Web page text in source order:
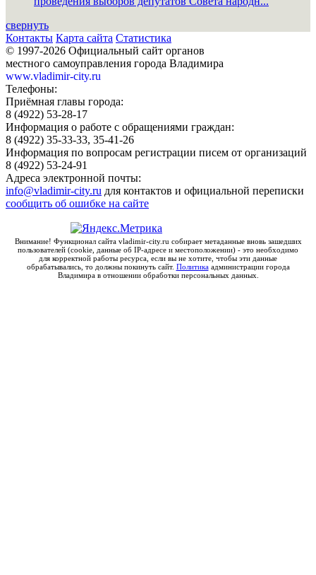
свернуть
Контакты Карта сайта Статистика
© 1997-2026 Официальный сайт органов
местного самоуправления города Владимира
www.vladimir-city.ru
Телефоны:
Приёмная главы города:
8 (4922) 53-28-17
Информация о работе с обращениями граждан:
8 (4922) 35-33-33, 35-41-26
Информация по вопросам регистрации писем от организаций
8 (4922) 53-24-91
Адреса электронной почты:
info@vladimir-city.ru для контактов и официальной переписки
сообщить об ошибке на сайте
Внимание! Функционал сайта vladimir-city.ru собирает метаданные вновь зашедших
пользователей (cookie, данные об IP-адресе и местоположении) - это необходимо
для корректной работы ресурса, если вы не хотите, чтобы эти данные
обрабатывались, то должны покинуть сайт. Политикаадминистрации города
Владимира в отношении обработки персональных данных.